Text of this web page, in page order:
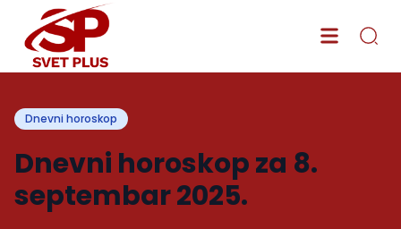
Dnevni horoskop
Dnevni horoskop za 8.
septembar 2025.